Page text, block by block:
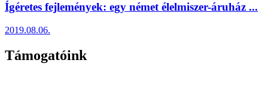
Ígéretes fejlemények: egy német élelmiszer-áruház ...
2019.08.06.
Támogatóink